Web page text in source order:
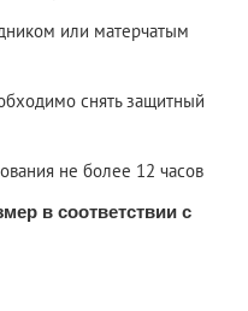
или матерчатым
снять защитный
не более 12 часов
в соответствии с